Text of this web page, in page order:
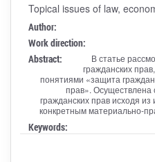
Topical issues of law,
Author:
Work direction:
Abstract:
В статье
гражданских
понятиями «защита
прав». Осуществлена
гражданских прав исходя
конкретным материально-
Keywords: